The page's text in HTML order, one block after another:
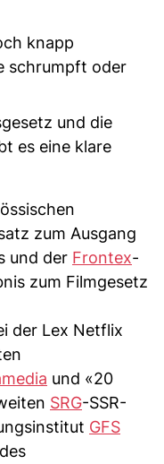
knapp
schrumpft oder
und die
es eine klare
zum Ausgang
und der Frontex-
zum Filmgesetz
der Lex Netflix
und «20
SRG-SSR-
GFS